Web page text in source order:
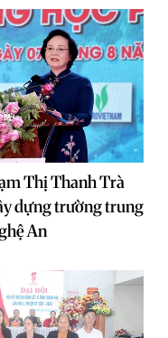
Thị Thanh Trà
dựng trường trung
An